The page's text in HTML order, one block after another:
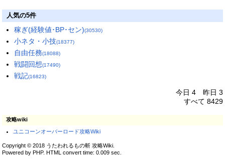
人気の5件
稼ぎ(経験値･BP･セン)(30530)
小ネタ・小技(18377)
自由任務(18088)
戦闘回想(17490)
戦記(16823)
今日 4 昨日 3
すべて 8429
攻略wiki
ユニコーンオーバーロード攻略Wiki
Copyright © 2018 うたわれるもの斬 攻略Wiki.
Powered by PHP. HTML convert time: 0.009 sec.